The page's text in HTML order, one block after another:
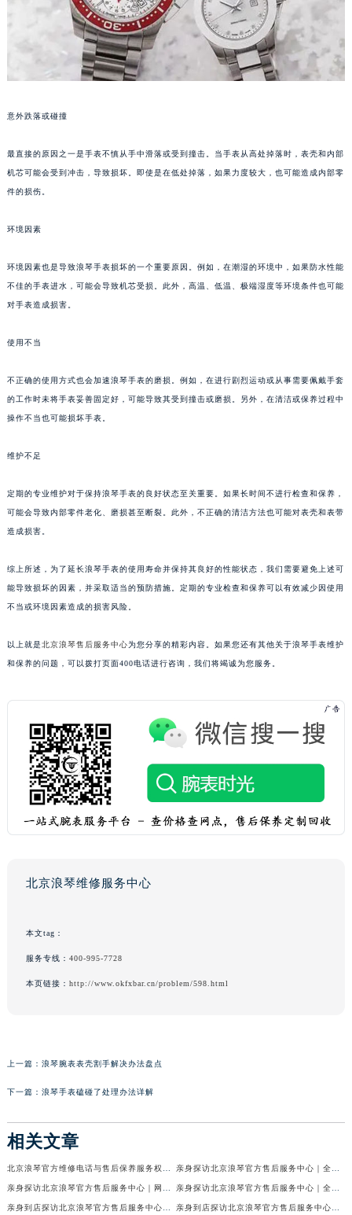
意外跌落或碰撞
最直接的原因之一是手表不慎从手中滑落或受到撞击。当手表从高处掉落时，表壳和内部
机芯可能会受到冲击，导致损坏。即使是在低处掉落，如果力度较大，也可能造成内部零
件的损伤。
环境因素
环境因素也是导致浪琴手表损坏的一个重要原因。例如，在潮湿的环境中，如果防水性能
不佳的手表进水，可能会导致机芯受损。此外，高温、低温、极端湿度等环境条件也可能
对手表造成损害。
使用不当
不正确的使用方式也会加速浪琴手表的磨损。例如，在进行剧烈运动或从事需要佩戴手套
的工作时未将手表妥善固定好，可能导致其受到撞击或磨损。另外，在清洁或保养过程中
操作不当也可能损坏手表。
维护不足
定期的专业维护对于保持浪琴手表的良好状态至关重要。如果长时间不进行检查和保养，
可能会导致内部零件老化、磨损甚至断裂。此外，不正确的清洁方法也可能对表壳和表带
造成损害。
综上所述，为了延长浪琴手表的使用寿命并保持其良好的性能状态，我们需要避免上述可
能导致损坏的因素，并采取适当的预防措施。定期的专业检查和保养可以有效减少因使用
不当或环境因素造成的损害风险。
以上就是北京浪琴售后服务中心为您分享的精彩内容。如果您还有其他关于浪琴手表维护
和保养的问题，可以拨打页面400电话进行咨询，我们将竭诚为您服务。
北京浪琴维修服务中心
本文tag：
服务专线： 400-995-7728
本页链接： http://www.okfxbar.cn/problem/598.html
上一篇： 浪琴腕表表壳割手解决办法盘点
下一篇： 浪琴手表磕碰了处理办法详解
相关文章
北京浪琴官方维修电话与售后保养服务权威公示（2026年7月最新） 亲身探访北京浪琴官方售后服务中心｜全新电话和网点地址（2026年7月最新）
亲身探访北京浪琴官方售后服务中心｜网点地址及售后热线（2026年7月最新） 亲身探访北京浪琴官方售后服务中心｜全新维修地址及官方客服电话（2026年7月最新）
亲身到店探访北京浪琴官方售后服务中心｜维修地址及售后服务热线（2026年7月最新） 亲身到店探访北京浪琴官方售后服务中心｜服务热线及全部官方地址（2026年7月最新）